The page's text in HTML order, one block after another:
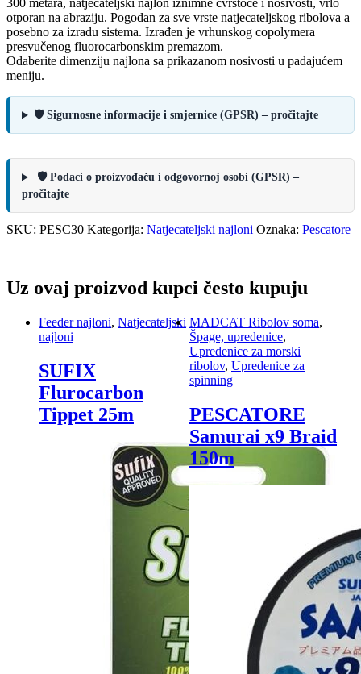
300 metara, natjecateljski najlon iznimne čvrstoće i nosivosti, vrlo
otporan na abraziju. Pogodan za sve vrste natjecateljskog ribolova a
posebno za izradu sistema. Izrađen je vrhunskog copolymera
presvučenog fluorocarbonskim premazom.
Odaberite dimenziju najlona sa prikazanom nosivosti u padajućem
meniju.
🛡️ Sigurnosne informacije i smjernice (GPSR) – pročitajte
🛡️ Podaci o proizvođaču i odgovornoj osobi (GPSR) –
pročitajte
SKU: PESC30 Kategorija: Natjecateljski najloni Oznaka: Pescatore
Uz ovaj proizvod kupci često kupuju
Feeder najloni, Natjecateljski
najloni
SUFIX
Flurocarbon
Tippet 25m
MADCAT Ribolov soma,
Špage, upredenice,
Upredenice za morski
ribolov, Upredenice za
spinning
PESCATORE
Samurai x9 Braid
150m